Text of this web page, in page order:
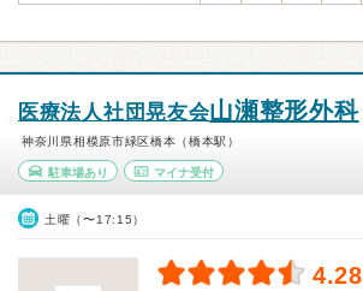
医療法人社団晃友会山瀬整形外科
神奈川県相模原市緑区橋本（橋本駅）
駐車場あり マイナ受付
土曜（〜17:15）
4.28